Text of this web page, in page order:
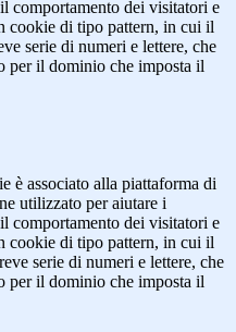
comportamento dei visitatori e
cookie di tipo pattern, in cui il
serie di numeri e lettere, che
per il dominio che imposta il
è associato alla piattaforma di
utilizzato per aiutare i
comportamento dei visitatori e
cookie di tipo pattern, in cui il
serie di numeri e lettere, che
per il dominio che imposta il